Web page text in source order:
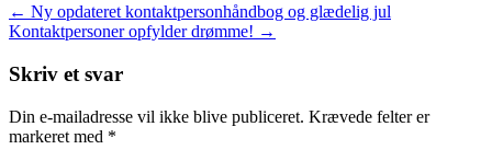
Indlægsnavigation
← Ny opdateret kontaktpersonhåndbog og glædelig jul
Kontaktpersoner opfylder drømme! →
Skriv et svar
Din e-mailadresse vil ikke blive publiceret. Krævede felter er
markeret med *